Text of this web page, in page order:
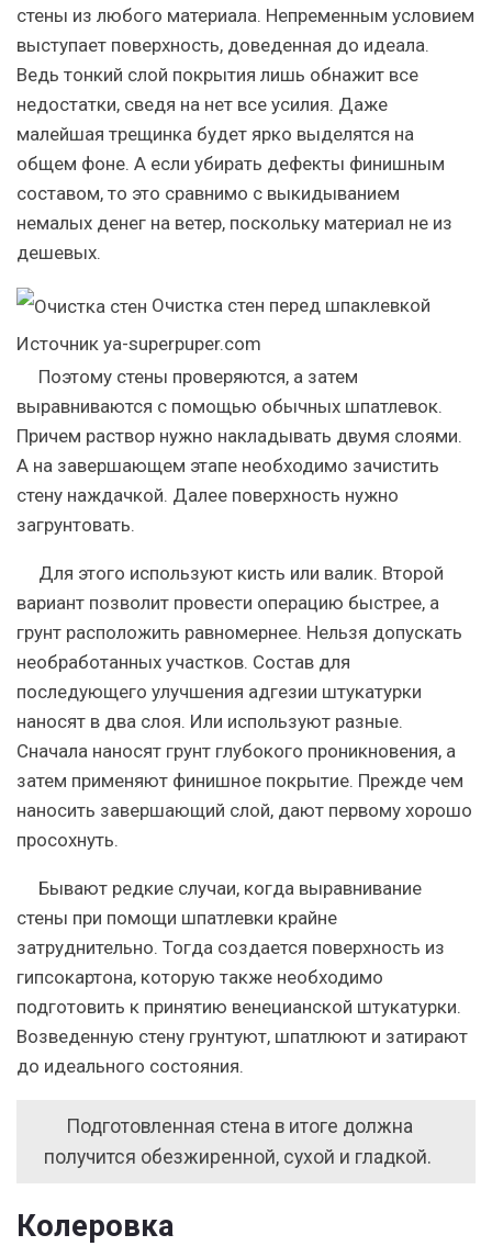
стены из любого материала. Непременным условием
выступает поверхность, доведенная до идеала.
Ведь тонкий слой покрытия лишь обнажит все
недостатки, сведя на нет все усилия. Даже
малейшая трещинка будет ярко выделятся на
общем фоне. А если убирать дефекты финишным
составом, то это сравнимо с выкидыванием
немалых денег на ветер, поскольку материал не из
дешевых.
Очистка стен перед шпаклевкой
Источник ya-superpuper.com
Поэтому стены проверяются, а затем
выравниваются с помощью обычных шпатлевок.
Причем раствор нужно накладывать двумя слоями.
А на завершающем этапе необходимо зачистить
стену наждачкой. Далее поверхность нужно
загрунтовать.
Для этого используют кисть или валик. Второй
вариант позволит провести операцию быстрее, а
грунт расположить равномернее. Нельзя допускать
необработанных участков. Состав для
последующего улучшения адгезии штукатурки
наносят в два слоя. Или используют разные.
Сначала наносят грунт глубокого проникновения, а
затем применяют финишное покрытие. Прежде чем
наносить завершающий слой, дают первому хорошо
просохнуть.
Бывают редкие случаи, когда выравнивание
стены при помощи шпатлевки крайне
затруднительно. Тогда создается поверхность из
гипсокартона, которую также необходимо
подготовить к принятию венецианской штукатурки.
Возведенную стену грунтуют, шпатлюют и затирают
до идеального состояния.
Подготовленная стена в итоге должна
получится обезжиренной, сухой и гладкой.
Колеровка